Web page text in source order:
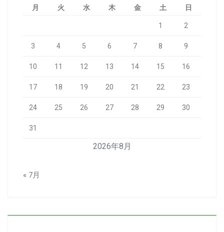
2026年8月
月 火 水 木 金 土 日
1 2
3 4 5 6 7 8 9
10 11 12 13 14 15 16
17 18 19 20 21 22 23
24 25 26 27 28 29 30
31
« 7月